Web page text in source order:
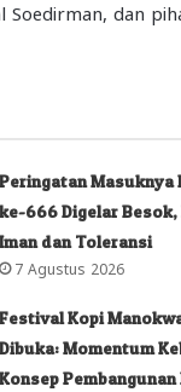
Soedirman, dan
Peringatan Masuknya
ke-666 Digelar
Iman dan Toleransi
7 Agustus 2026
Festival Kopi
Dibuka: Momentum
Konsep